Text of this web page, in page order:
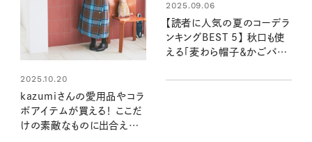
2025.10.20
kazumiさんの愛用品やコラ
ボアイテムが買える！ ここだ
けの素敵なものに出合える
2025.09.06
【読者に人気の夏のコーデラ
ンキングBEST 5】 秋口も使
える「麦わら帽子＆かごバッ
ネル2025年9月号